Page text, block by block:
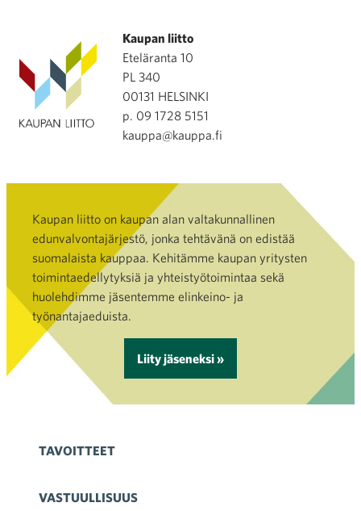
Kaupan liitto
Eteläranta 10
PL 340
00131 HELSINKI
p. 09 1728 5151
kauppa@kauppa.fi
Kaupan liitto on kaupan alan valtakunnallinen
edunvalvontajärjestö, jonka tehtävänä on edistää
suomalaista kauppaa. Kehitämme kaupan yritysten
toimintaedellytyksiä ja yhteistyötoimintaa sekä
huolehdimme jäsentemme elinkeino- ja
työnantajaeduista.
Liity jäseneksi »
TAVOITTEET
VASTUULLISUUS